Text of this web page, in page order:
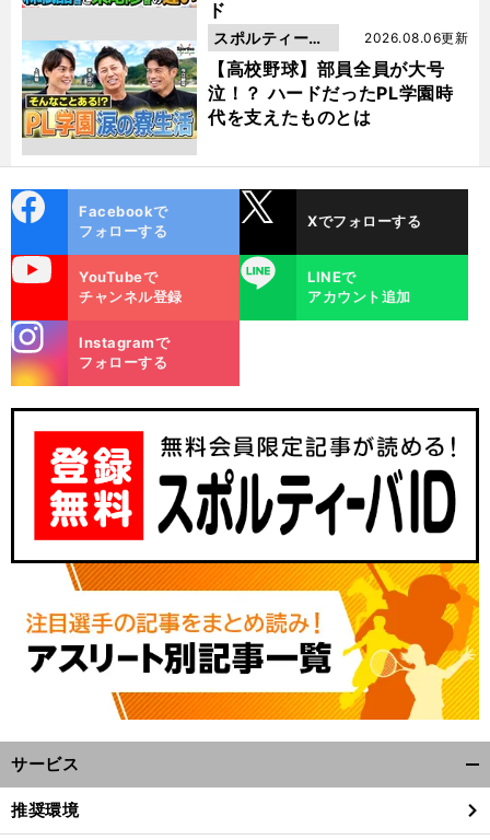
ド
【高校野球】部員全員が大号
泣！？ ハードだったPL学園時
代を支えたものとは
2026.08.06更新
スポルティーバ
動画
ok
Facebookで
フォローする
Xでフォローする
YouTubeで
チャンネル登録
LINE
LINEで
アカウント追加
m
Instagramで
フォローする
サービス
閉
推奨環境